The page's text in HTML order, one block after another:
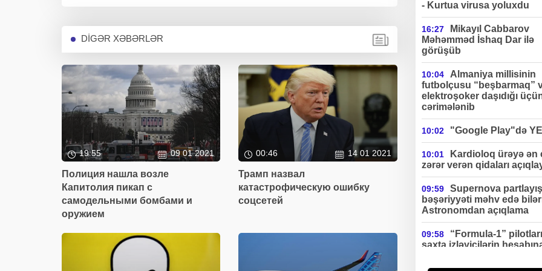
DİGƏR XƏBƏRLƏR
19:55 09 01 2021
Полиция нашла возле
Капитолия пикап с
самодельными бомбами и
оружием
00:46 14 01 2021
Трамп назвал
катастрофическую ошибку
соцсетей
- Kurtua virusa yoluxdu
16:27
Mikayıl Cabbarov
Məhəmməd İshaq Dar ilə
görüşüb
10:04
Almaniya millisinin
futbolçusu “beşbarmaq”
elektroşoker daşıdığı
cərimələnib
10:02 "Google Play"də
10:01
Kardioloq ürəyə ən
zərər verən qidaları
09:59
Supernova
bəşəriyyəti məhv edə
Astronomdan açıqlama
09:58
“Formula-1” pilotları
saxta izləyicilərin